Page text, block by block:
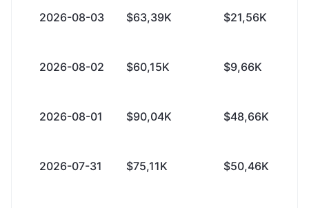
2026-08-03 $63,39K $21,56K
2026-08-02 $60,15K $9,66K
2026-08-01 $90,04K $48,66K
2026-07-31 $75,11K $50,46K